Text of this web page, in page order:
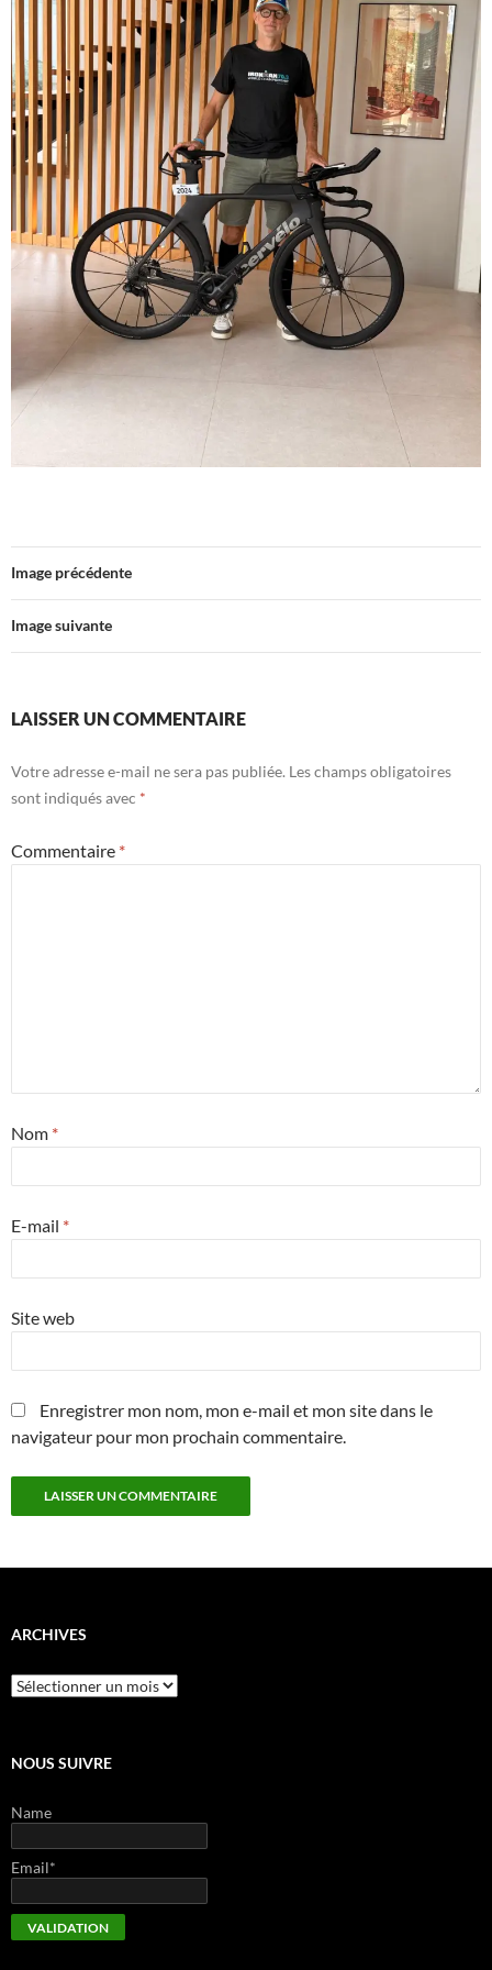
Image précédente
Image suivante
LAISSER UN COMMENTAIRE
Votre adresse e-mail ne sera pas publiée. Les champs obligatoires
sont indiqués avec *
Commentaire *
Nom *
E-mail *
Site web
Enregistrer mon nom, mon e-mail et mon site dans le
navigateur pour mon prochain commentaire.
ARCHIVES
Archives
NOUS SUIVRE
Name
Email*